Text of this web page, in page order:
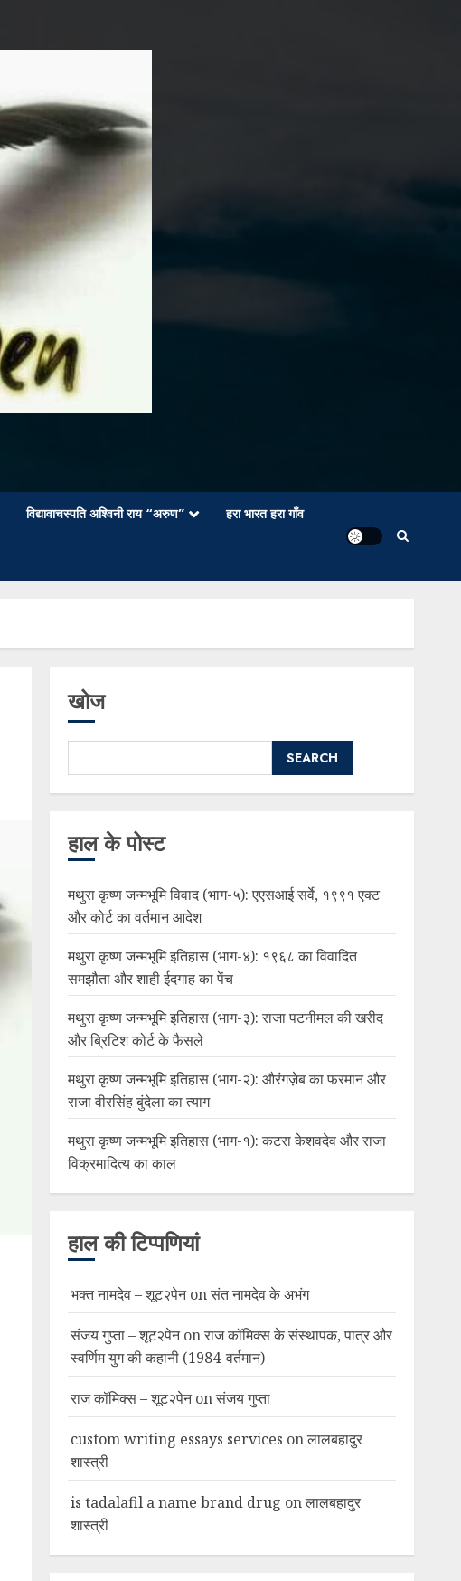
विद्यावाचस्पति अश्विनी राय “अरुण” हरा भारत हरा गाँव
खोज
SEARCH
हाल के पोस्ट
मथुरा कृष्ण जन्मभूमि विवाद (भाग-५): एएसआई सर्वे, १९९१ एक्ट
और कोर्ट का वर्तमान आदेश
मथुरा कृष्ण जन्मभूमि इतिहास (भाग-४): १९६८ का विवादित
समझौता और शाही ईदगाह का पेंच
मथुरा कृष्ण जन्मभूमि इतिहास (भाग-३): राजा पटनीमल की खरीद
और ब्रिटिश कोर्ट के फैसले
मथुरा कृष्ण जन्मभूमि इतिहास (भाग-२): औरंगज़ेब का फरमान और
राजा वीरसिंह बुंदेला का त्याग
मथुरा कृष्ण जन्मभूमि इतिहास (भाग-१): कटरा केशवदेव और राजा
विक्रमादित्य का काल
हाल की टिप्पणियां
भक्त नामदेव – शूट२पेनonसंत नामदेव के अभंग
संजय गुप्ता – शूट२पेनonराज कॉमिक्स के संस्थापक, पात्र और
स्वर्णिम युग की कहानी (1984-वर्तमान)
राज कॉमिक्स – शूट२पेनonसंजय गुप्ता
custom writing essays services onलालबहादुर
शास्त्री
is tadalafil a name brand drug onलालबहादुर
शास्त्री